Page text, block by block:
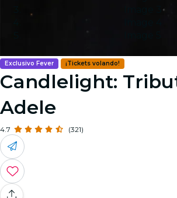
Exclusivo Fever ¡Tickets volando!
Candlelight:
Adele
4.7 (321)